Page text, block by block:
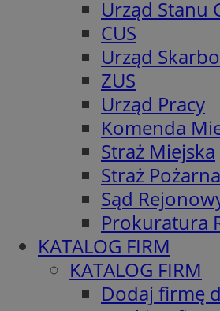
Urząd Stanu
CUS
Urząd
ZUS
Urząd Pracy
Komenda
Straż Miejska
Straż Pożarna
Sąd
Prokuratura
KATALOG FIRM
KATALOG FIRM
Dodaj firmę